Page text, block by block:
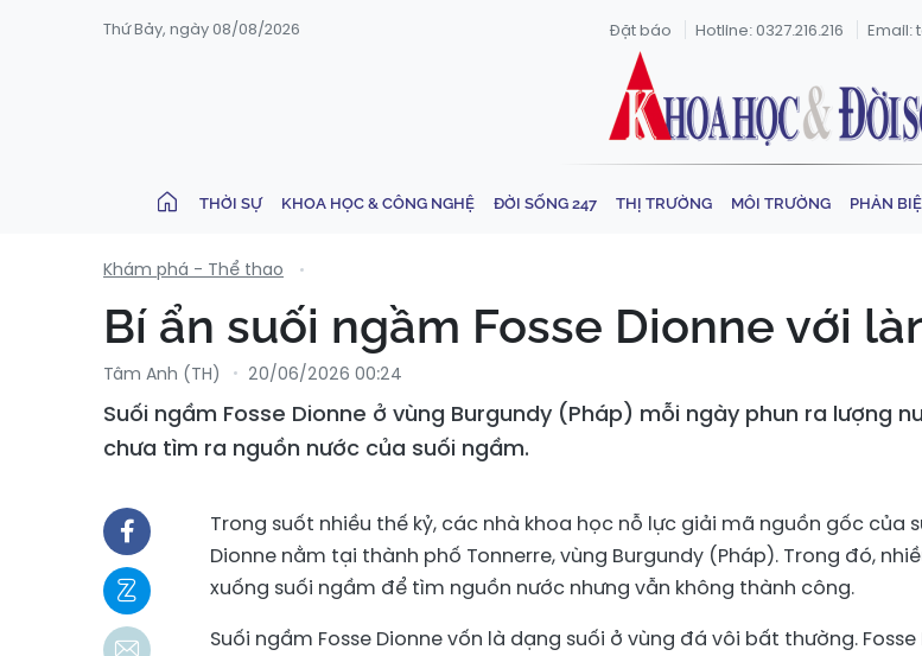
Thứ Bảy, ngày 08/08/2026 Đặt báo Hotline: 0327.216.216 Email:
THỜI SỰ KHOA HỌC & CÔNG NGHỆ ĐỜI SỐNG 247 THỊ TRƯỜNG MÔI TRƯỜNG PHẢN
Khám phá - Thể thao
Bí ẩn suối ngầm Fosse Dionne với
Tâm Anh (TH) 20/06/2026 00:24
Suối ngầm Fosse Dionne ở vùng Burgundy (Pháp) mỗi ngày phun ra lượng
chưa tìm ra nguồn nước của suối ngầm.
Trong suốt nhiều thế kỷ, các nhà khoa học nỗ lực giải mã nguồn gốc của
Dionne nằm tại thành phố Tonnerre, vùng Burgundy (Pháp). Trong đó,
xuống suối ngầm để tìm nguồn nước nhưng vẫn không thành công.
Suối ngầm Fosse Dionne vốn là dạng suối ở vùng đá vôi bất thường.